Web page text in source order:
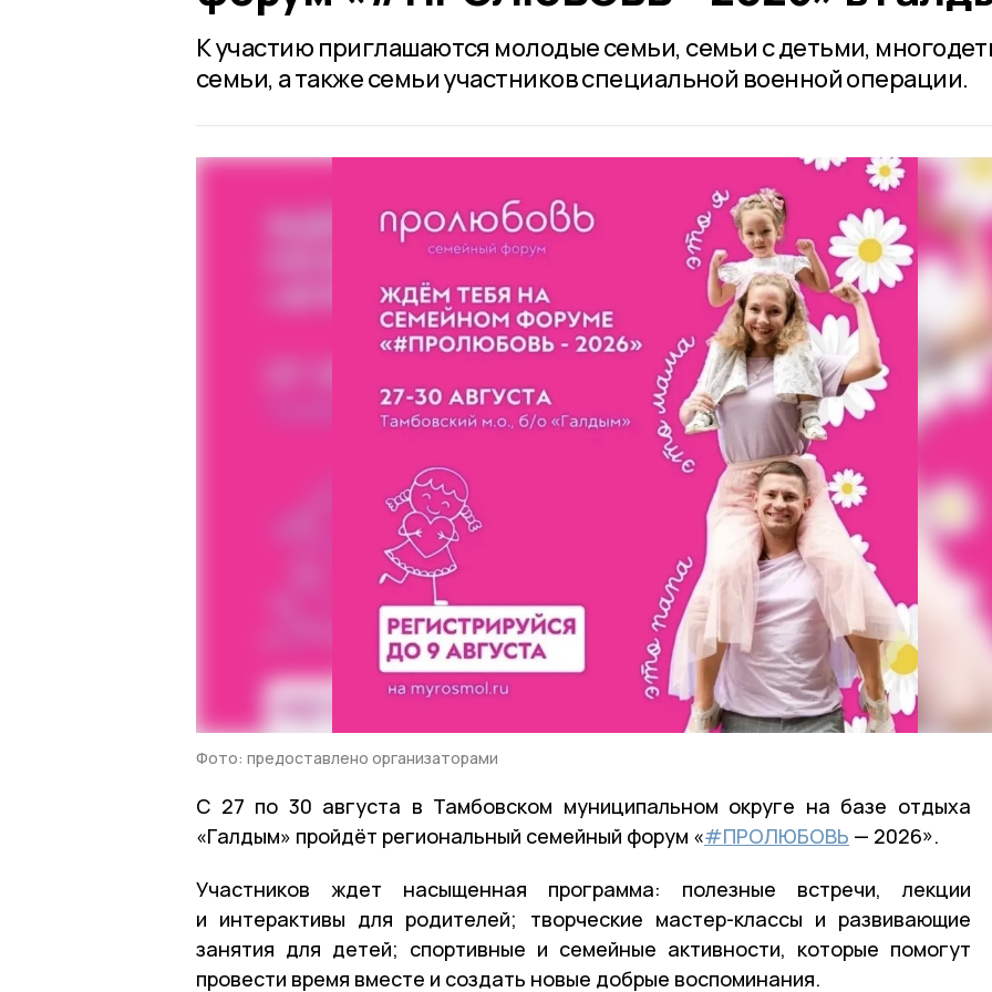
К участию приглашаются молодые семьи, семьи с детьми,
семьи, а также семьи участников специальной военной операции.
Фото: предоставлено организаторами
С 27 по 30 августа в Тамбовском муниципальном округе на базе отдыха
«Галдым» пройдёт региональный семейный форум «#ПРОЛЮБОВЬ — 2026».
Участников ждет насыщенная программа: полезные встречи, лекции
и интерактивы для родителей; творческие мастер-классы и развивающие
занятия для детей; спортивные и семейные активности, которые помогут
провести время вместе и создать новые добрые воспоминания.